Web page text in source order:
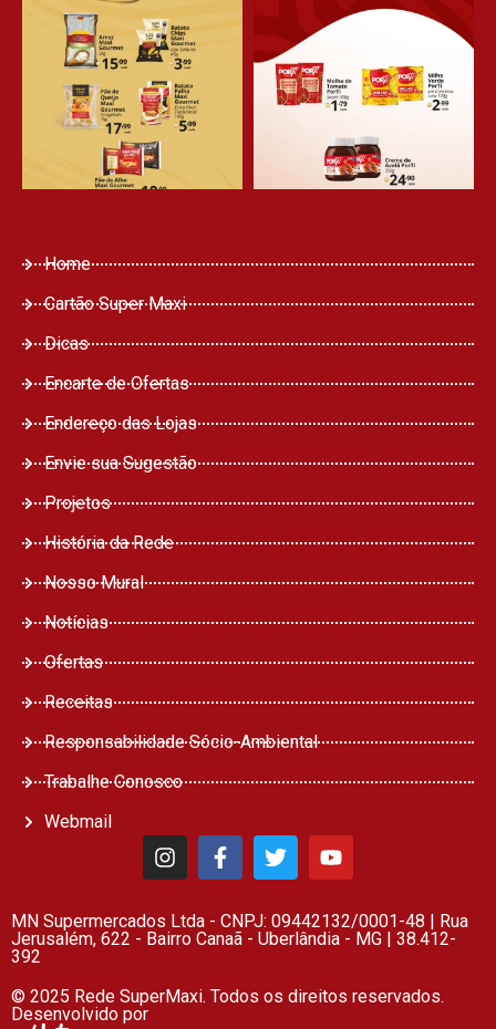
Home
Cartão Super Maxi
Dicas
Encarte de Ofertas
Endereço das Lojas
Envie sua Sugestão
Projetos
História da Rede
Nosso Mural
Notícias
Ofertas
Receitas
Responsabilidade Sócio-Ambiental
Trabalhe Conosco
Webmail
MN Supermercados Ltda - CNPJ: 09442132/0001-48 | Rua
Jerusalém, 622 - Bairro Canaã - Uberlândia - MG | 38.412-
392
© 2025 Rede SuperMaxi. Todos os direitos reservados.
Desenvolvido por